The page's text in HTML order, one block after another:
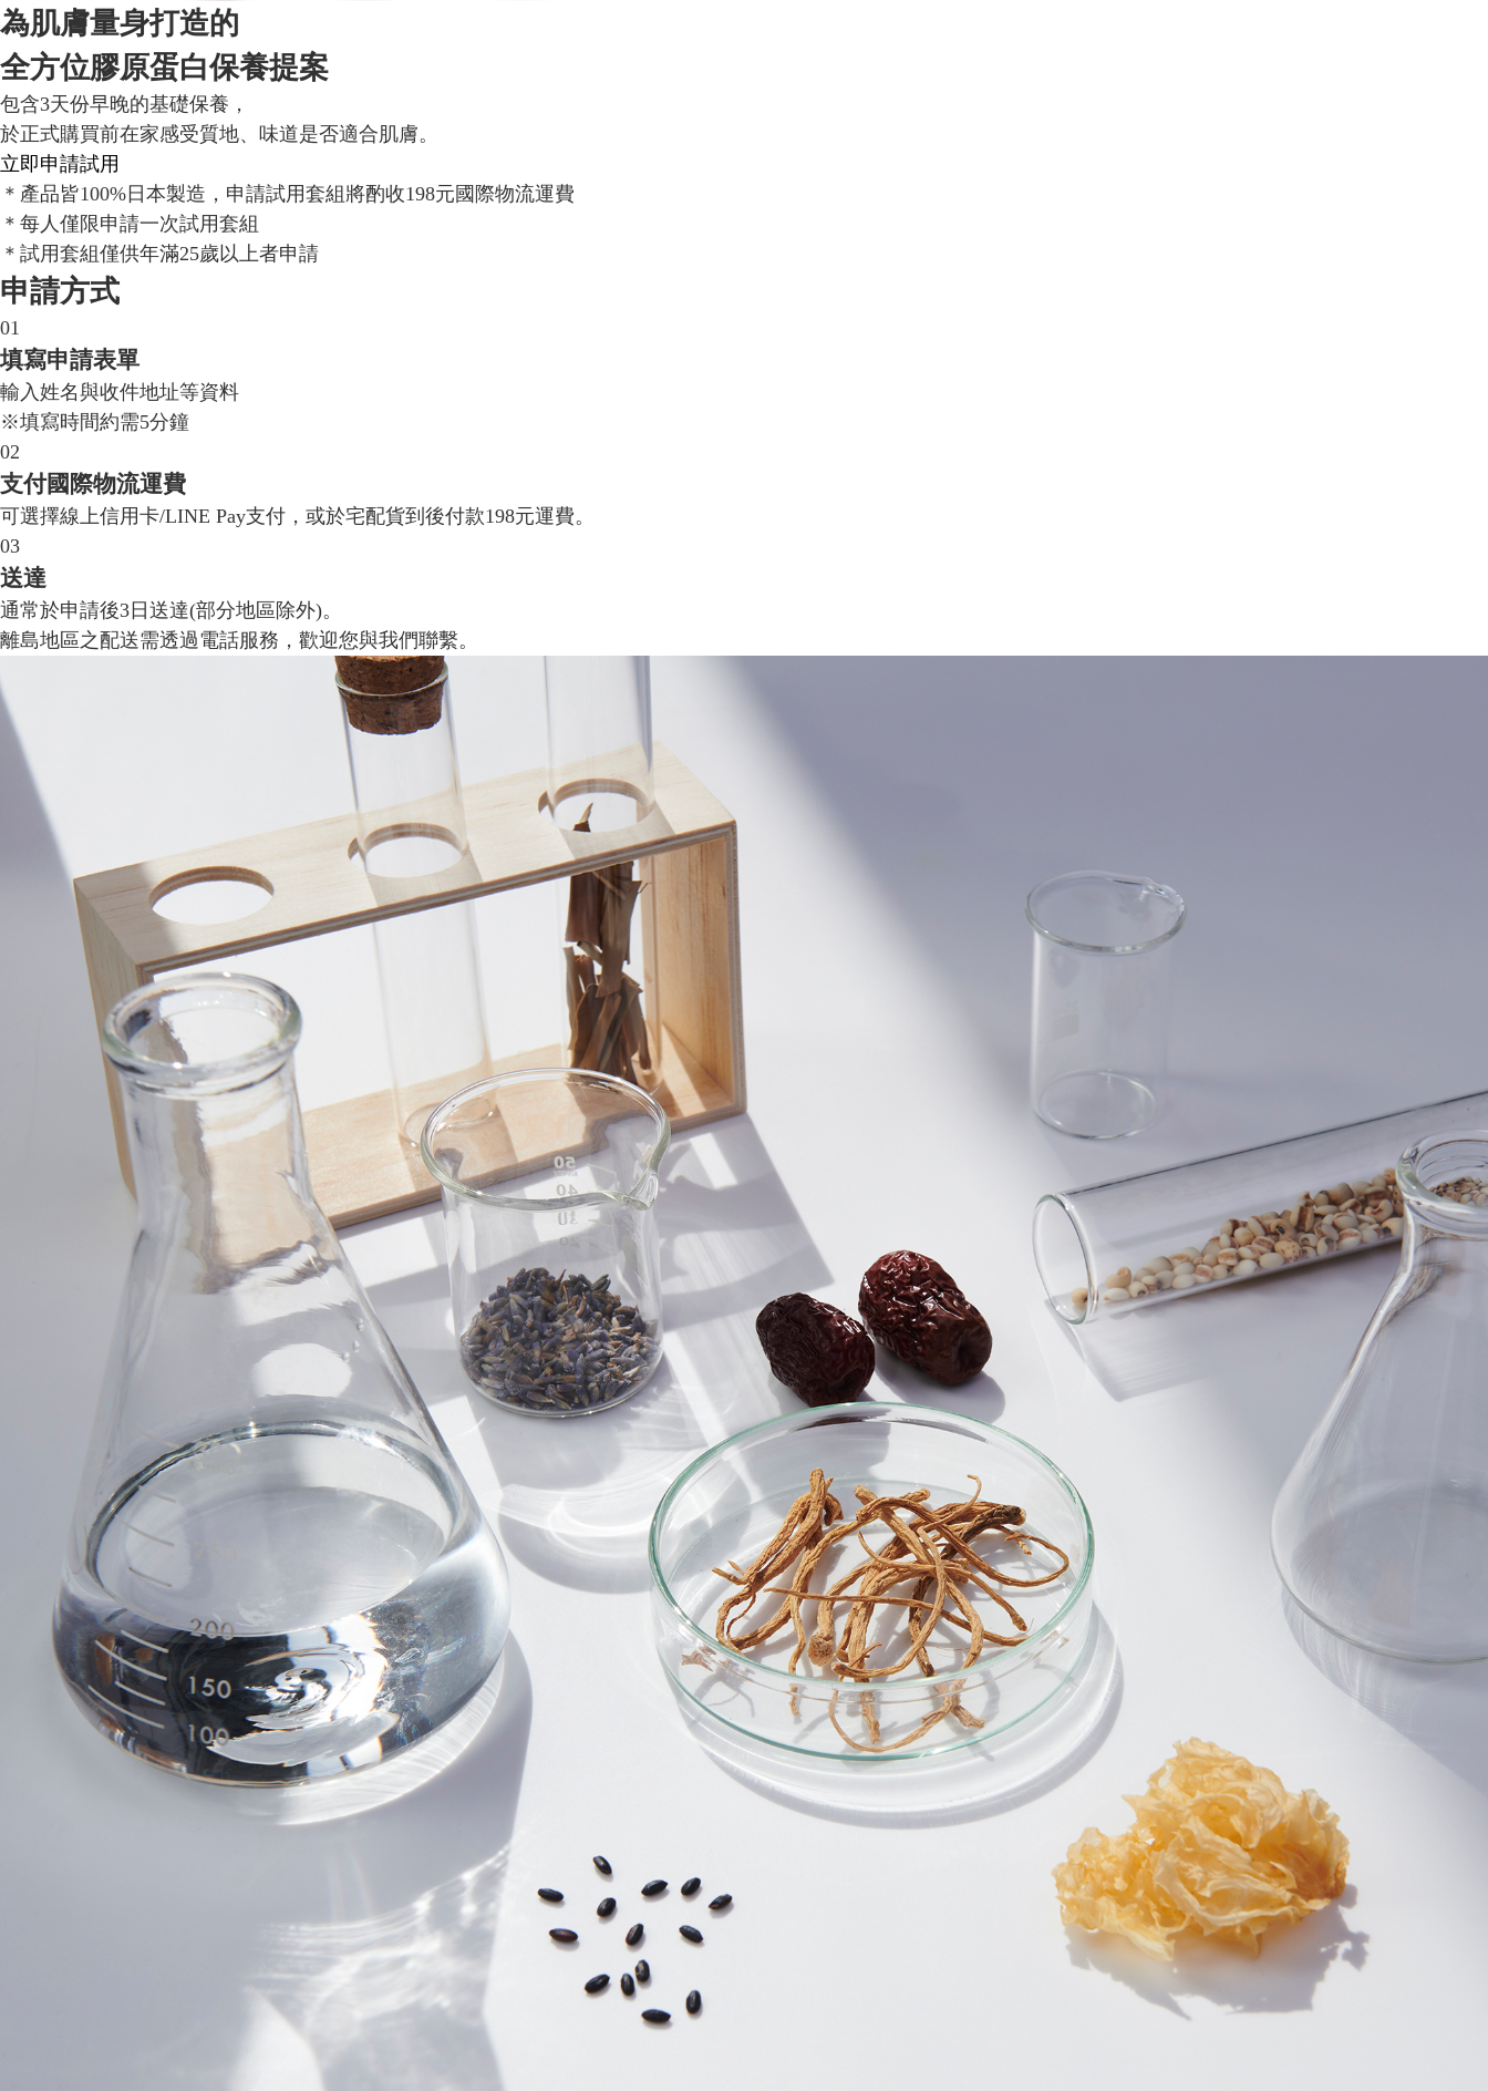
為肌膚量身打造的
全方位膠原蛋白保養提案
包含3天份早晚的基礎保養，
於正式購買前在家感受質地、味道是否適合肌膚。
立即申請試用
＊產品皆100%日本製造，申請試用套組將酌收198元國際物流運費
＊每人僅限申請一次試用套組
＊試用套組僅供年滿25歲以上者申請
申請方式
01
填寫申請表單
輸入姓名與收件地址等資料
※填寫時間約需5分鐘
02
支付國際物流運費
可選擇線上信用卡/LINE Pay支付，或於宅配貨到後付款198元運費。
03
送達
通常於申請後3日送達(部分地區除外)。
離島地區之配送需透過電話服務，歡迎您與我們聯繫。